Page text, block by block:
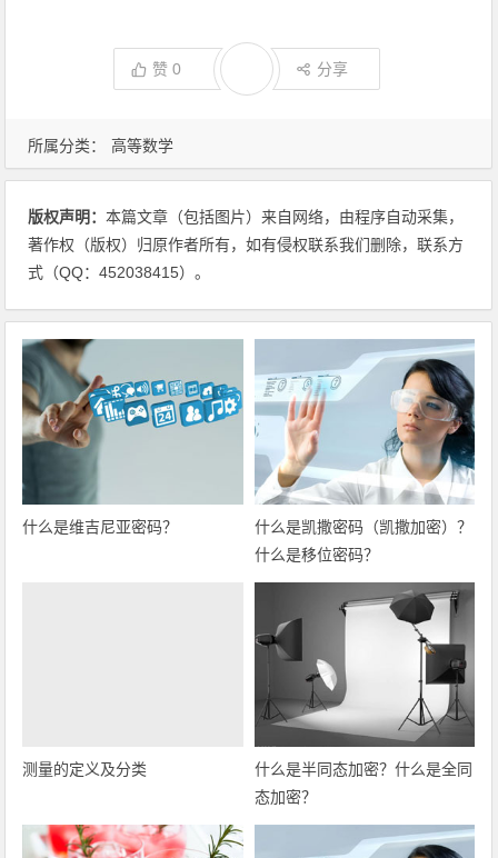
赞0 分享
所属分类： 高等数学
版权声明：本篇文章（包括图片）来自网络，由程序自动采集，
著作权（版权）归原作者所有，如有侵权联系我们删除，联系方
式（QQ：452038415）。
什么是维吉尼亚密码？
什么是凯撒密码（凯撒加密）？
什么是移位密码？
测量的定义及分类
什么是半同态加密？什么是全同
态加密？